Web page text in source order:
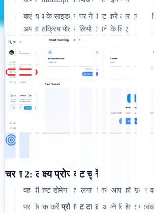
• बाएं हाथ के साइडबार पर नेविगेट करें और इस पर
अपना सक्रिय पोर्टफोलियो देखने के लिए।
चरण 2: लक्ष्य प्रोजेक्ट चुनें
• वह विशिष्ट डोमेन पता लगाएँ जिसे आप कॉन्फ़िगर
• पर क्लिक करेंप्रोजेक्ट टाइल अपने विशिष्ट